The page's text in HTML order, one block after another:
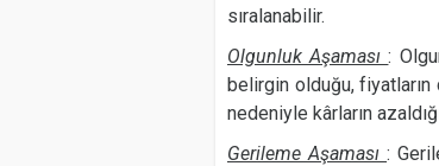
sıralanabilir.
Olgunluk Aşaması:
belirgin olduğu, fiyatların
nedeniyle kârların
Gerileme Aşaması: